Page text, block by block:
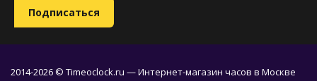
2014-2026 © Timeoclock.ru — Интернет-магазин часов в Москве